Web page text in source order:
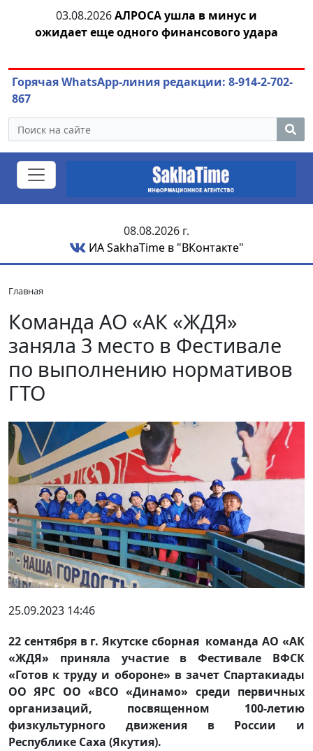
03.08.2026АЛРОСА ушла в минус и
ожидает еще одного финансового удара
Горячая WhatsApp-линия редакции: 8-914-2-702-
867
08.08.2026 г.
ИА SakhaTime в "ВКонтакте"
Главная
Команда АО «АК «ЖДЯ»
заняла 3 место в Фестивале
по выполнению нормативов
ГТО
25.09.2023 14:46
22 сентября в г. Якутске сборная команда АО «АК
«ЖДЯ» приняла участие в Фестивале ВФСК
«Готов к труду и обороне» в зачет Спартакиады
ОО ЯРС ОО «ВСО «Динамо» среди первичных
организаций, посвященном 100-летию
физкультурного движения в России и
Республике Саха (Якутия).